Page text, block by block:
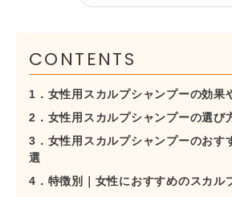
CONTENTS
1．女性用スカルプシャンプーの効果
2．女性用スカルプシャンプーの選び
3．女性用スカルプシャンプーのおす
選
4．特徴別｜女性におすすめのスカル